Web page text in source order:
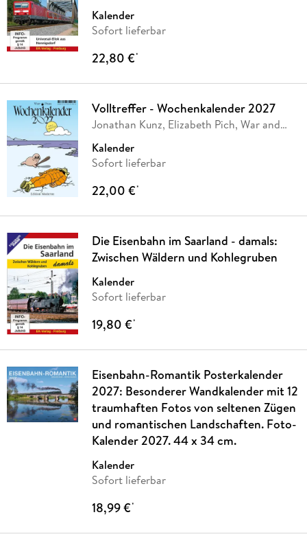
Kalender
Sofort lieferbar
22,80 €*
Volltreffer - Wochenkalender 2027
Jonathan Kunz, Elizabeth Pich, War and
Kalender
Sofort lieferbar
22,00 €*
Die Eisenbahn im Saarland - damals:
Zwischen Wäldern und Kohlegruben
Kalender
Sofort lieferbar
19,80 €*
Eisenbahn-Romantik Posterkalender
2027: Besonderer Wandkalender mit 12
traumhaften Fotos von seltenen Zügen
und romantischen Landschaften. Foto-
Kalender 2027. 44 x 34 cm.
Kalender
Sofort lieferbar
18,99 €*